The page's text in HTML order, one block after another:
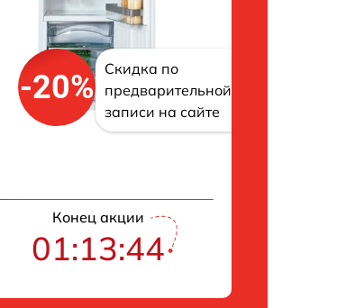
-20%
Скидка по
предварительной
записи на сайте
Конец акции
01:13:43